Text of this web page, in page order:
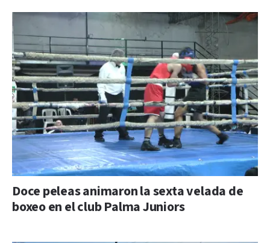
Doce peleas animaron la sexta velada de
boxeo en el club Palma Juniors